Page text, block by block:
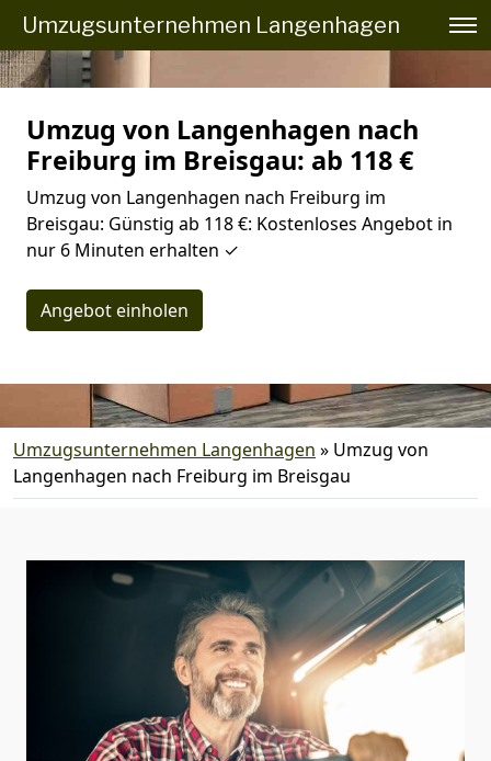
Umzugsunternehmen Langenhagen
Umzug von Langenhagen nach
Freiburg im Breisgau: ab 118 €
Umzug von Langenhagen nach Freiburg im
Breisgau: Günstig ab 118 €: Kostenloses Angebot in
nur 6 Minuten erhalten ✓
Angebot einholen
Umzugsunternehmen Langenhagen » Umzug von
Langenhagen nach Freiburg im Breisgau